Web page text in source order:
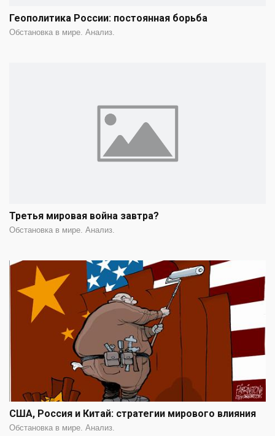
Геополитика России: постоянная борьба
Обстановка в мире. Анализ.
Третья мировая война завтра?
Обстановка в мире. Анализ.
США, Россия и Китай: стратегии мирового влияния
Обстановка в мире. Анализ.